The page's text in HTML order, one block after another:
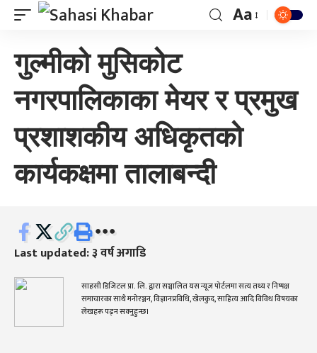
Aa
गुल्मीको मुसिकोट
नगरपालिकाका मेयर र प्रमुख
प्रशाशकीय अधिकृतको
कार्यकक्षमा तालाबन्दी
Last updated: ३ वर्ष अगाडि
साहसी डिजिटल प्रा. लि. द्वारा सञ्चालित यस न्यूज पोर्टलमा सत्य तथ्य र निष्पक्ष
समाचारका साथै मनोरञ्जन, विज्ञानप्रविधि, खेलकुद, साहित्य आदि विविध विषयका
लेखहरू पढ्न सक्नुहुन्छ।